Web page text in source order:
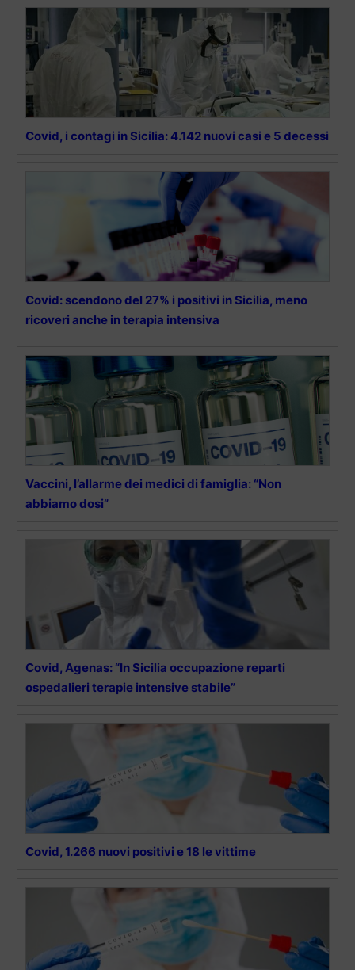
Covid, i contagi in Sicilia: 4.142 nuovi casi e 5 decessi
Covid: scendono del 27% i positivi in Sicilia, meno
ricoveri anche in terapia intensiva
Vaccini, l’allarme dei medici di famiglia: “Non
abbiamo dosi”
Covid, Agenas: “In Sicilia occupazione reparti
ospedalieri terapie intensive stabile”
Covid, 1.266 nuovi positivi e 18 le vittime